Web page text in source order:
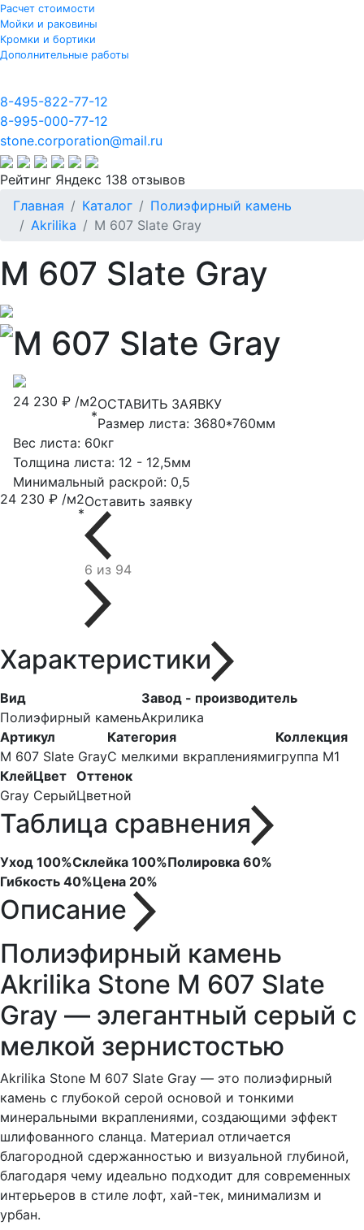
Расчет стоимости
Мойки и раковины
Кромки и бортики
Дополнительные работы
8-495-822-77-12
8-995-000-77-12
stone.corporation@mail.ru
Рейтинг Яндекс 138 отзывов
Главная
Каталог
Полиэфирный камень
Akrilika
M 607 Slate Gray
M 607 Slate Gray
M 607 Slate Gray
24 230 ₽ /м2
*
ОСТАВИТЬ ЗАЯВКУ
Размер листа: 3680*760мм
Вес листа: 60кг
Толщина листа: 12 - 12,5мм
Минимальный раскрой: 0,5
24 230 ₽ /м2
*
Оставить заявку
6 из 94
Характеристики
Вид
Полиэфирный камень
Завод - производитель
Акрилика
Артикул
M 607 Slate Gray
Категория
С мелкими вкраплениями
Коллекция
группа М1
Клей
Gray
Цвет
Серый
Оттенок
Цветной
Таблица сравнения
Уход 100%Склейка 100%Полировка 60%
Гибкость 40%Цена 20%
Описание
Полиэфирный камень
Akrilika Stone M 607 Slate
Gray — элегантный серый с
мелкой зернистостью
Akrilika Stone M 607 Slate Gray — это полиэфирный
камень с глубокой серой основой и тонкими
минеральными вкраплениями, создающими эффект
шлифованного сланца. Материал отличается
благородной сдержанностью и визуальной глубиной,
благодаря чему идеально подходит для современных
интерьеров в стиле лофт, хай-тек, минимализм и
урбан.